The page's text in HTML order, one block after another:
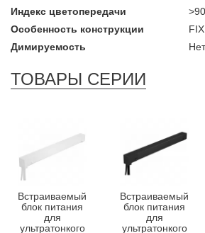
Индекс цветопередачи
>90
Особенность конструкции
FIX
Димируемость
Нет
ТОВАРЫ СЕРИИ
Встраиваемый
блок питания
для
ультратонкого
Встраиваемый
блок питания
для
ультратонкого